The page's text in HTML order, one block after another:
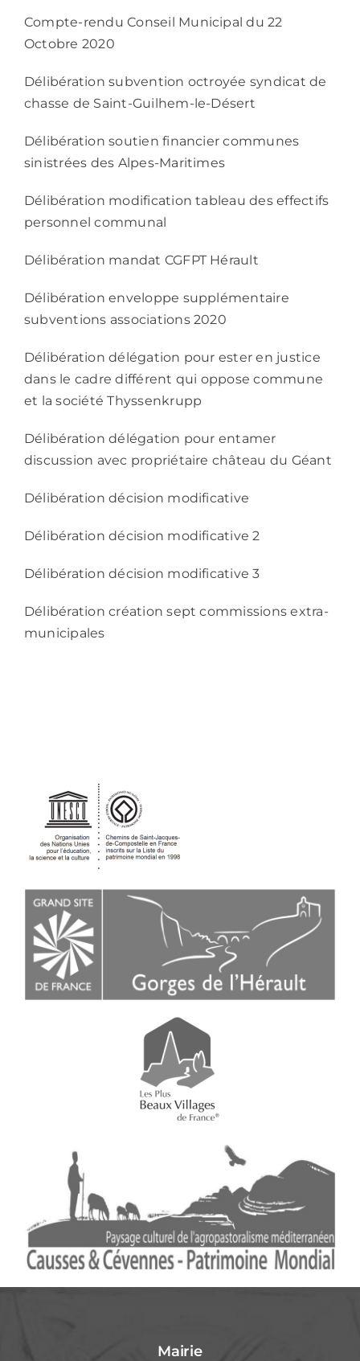
Compte-rendu Conseil Municipal du 22
Octobre 2020
Délibération subvention octroyée syndicat de
chasse de Saint-Guilhem-le-Désert
Délibération soutien financier communes
sinistrées des Alpes-Maritimes
Délibération modification tableau des effectifs
personnel communal
Délibération mandat CGFPT Hérault
Délibération enveloppe supplémentaire
subventions associations 2020
Délibération délégation pour ester en justice
dans le cadre différent qui oppose commune
et la société Thyssenkrupp
Délibération délégation pour entamer
discussion avec propriétaire château du Géant
Délibération décision modificative
Délibération décision modificative 2
Délibération décision modificative 3
Délibération création sept commissions extra-
municipales
Mairie